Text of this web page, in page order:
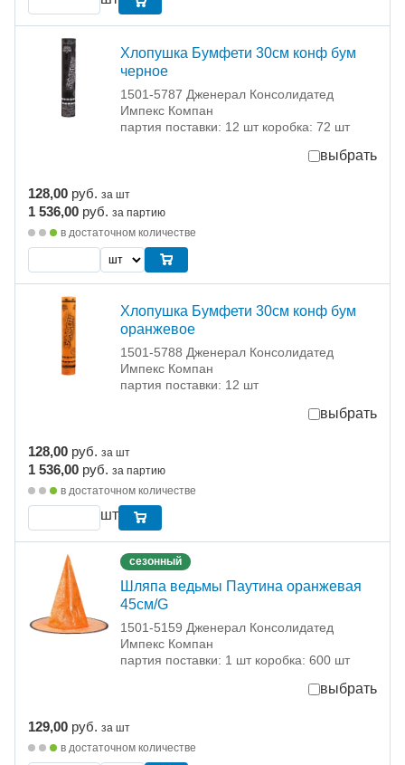
Хлопушка Бумфети 30см конф бум
черное
1501-5787 Дженерал Консолидатед
Импекс Компан
партия поставки: 12 шт коробка: 72 шт
выбрать
128,00 руб. за шт
1 536,00 руб. за партию
в достаточном количестве
Хлопушка Бумфети 30см конф бум
оранжевое
1501-5788 Дженерал Консолидатед
Импекс Компан
партия поставки: 12 шт
выбрать
128,00 руб. за шт
1 536,00 руб. за партию
в достаточном количестве
шт
сезонный
Шляпа ведьмы Паутина оранжевая
45см/G
1501-5159 Дженерал Консолидатед
Импекс Компан
партия поставки: 1 шт коробка: 600 шт
выбрать
129,00 руб. за шт
в достаточном количестве